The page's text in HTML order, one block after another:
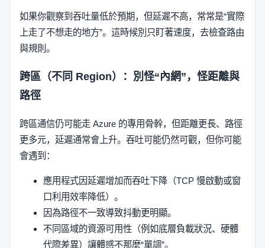
如果你觀察到吞吐量低於預期，但延遲不高，常常是“實際
上走了不想走的地方”。這時候別只盯著速度，去檢查路由
與規則。
跨區（不同 Region）：別怪“內網”，怪距離與
路徑
跨區通信仍可能走 Azure 的專用骨幹，但距離更長、路徑
更多元，延遲通常會上升。吞吐可能仍然可觀，但你可能
會遇到：
應用程式因延遲增加而吞吐下降（TCP 慢啟動或窗
口利用效率降低）。
因為路徑不一致導致抖動更明顯。
不同區域的資源可用性（例如底層負載狀況、硬體
代際差異）讓體感不那麼“單調”。